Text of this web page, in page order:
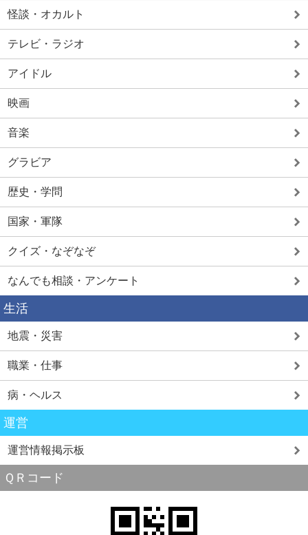
怪談・オカルト
テレビ・ラジオ
アイドル
映画
音楽
グラビア
歴史・学問
国家・軍隊
クイズ・なぞなぞ
なんでも相談・アンケート
生活
地震・災害
職業・仕事
病・ヘルス
運営
運営情報掲示板
ＱＲコード